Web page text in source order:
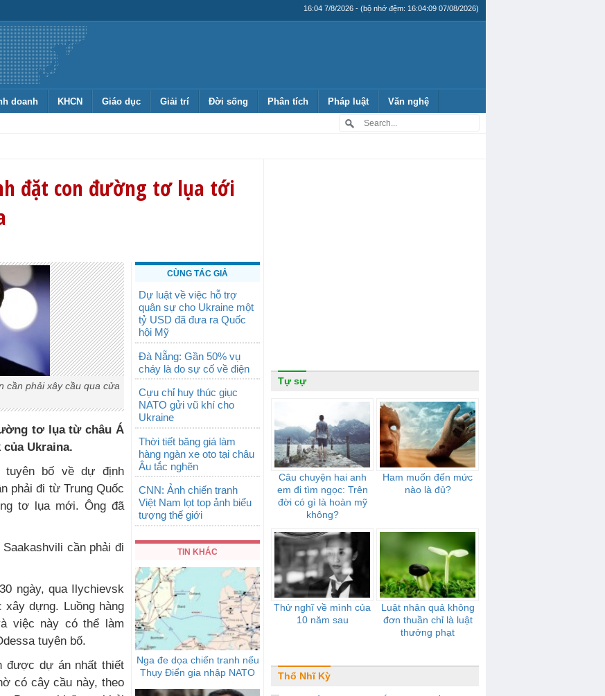
16:04 7/8/2026 - (bộ nhớ đệm: 16:04:09 07/08/2026)
doanh KHCN Giáo dục Giải trí Đời sống Phân tích Pháp luật Văn nghệ
đặt con đường tơ lụa tới
cần phải xây cầu qua cửa
tơ lụa từ châu Á
Ukraina.
tuyên bố về dự định
phải đi từ Trung Quốc
tơ lụa mới. Ông đã
cần phải đi
ngày, qua Ilychievsk
dựng. Luồng hàng
việc này có thể làm
tuyên bố.
được dự án nhất thiết
có cây cầu này, theo
CÙNG TÁC GIẢ
Dự luật về việc hỗ trợ
quân sự cho Ukraine một
tỷ USD đã đưa ra Quốc
hội Mỹ
Đà Nẵng: Gần 50% vụ
cháy là do sự cố về điện
Cựu chỉ huy thúc giục
NATO gửi vũ khí cho
Ukraine
Thời tiết băng giá làm
hàng ngàn xe oto tại châu
Âu tắc nghẽn
CNN: Ảnh chiến tranh
Việt Nam lọt top ảnh biểu
tượng thế giới
TIN KHÁC
Nga đe dọa chiến tranh nếu
Thụy Điển gia nhập NATO
Tự sự
Câu chuyện hai anh
em đi tìm ngọc: Trên
đời có gì là hoàn mỹ
không?
Ham muốn đến mức
nào là đủ?
Thử nghĩ về mình của
10 năm sau
Luật nhân quả không
đơn thuần chỉ là luật
thưởng phạt
Thổ Nhĩ Kỳ